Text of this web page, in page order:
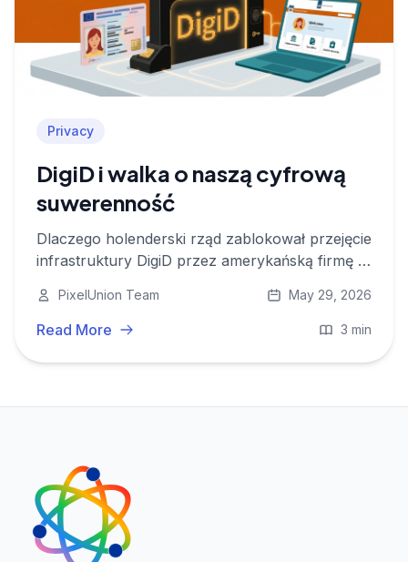
Privacy
DigiD i walka o naszą cyfrową
suwerenność
Dlaczego holenderski rząd zablokował przejęcie
infrastruktury DigiD przez amerykańską firmę i
europejskiej suwerenności danych.
PixelUnion Team May 29, 2026
Read More 3 min